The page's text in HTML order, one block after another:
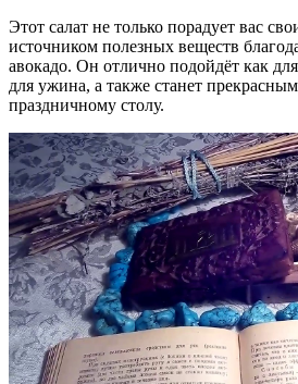
Этот салат не только порадует вас
источником полезных веществ
авокадо. Он отлично подойдёт как
для ужина, а также станет
праздничному столу.